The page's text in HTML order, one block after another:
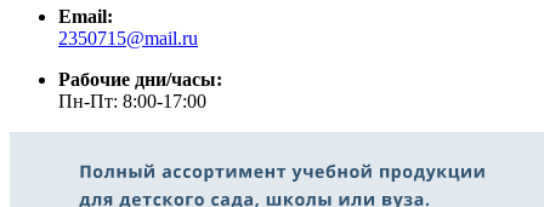
Email:
2350715@mail.ru
Рабочие дни/часы:
Пн-Пт: 8:00-17:00